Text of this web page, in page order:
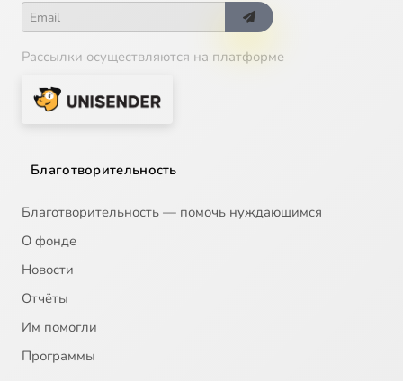
Рассылки осуществляются на платформе
Благотворительность
Благотворительность — помочь нуждающимся
О фонде
Новости
Отчёты
Им помогли
Программы